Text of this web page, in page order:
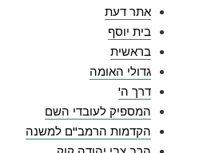
אתר דעת
בית יוסף
בראשית
גדולי האומה
דרך ה'
המספיק לעובדי השם
הקדמות הרמב"ם למשנה